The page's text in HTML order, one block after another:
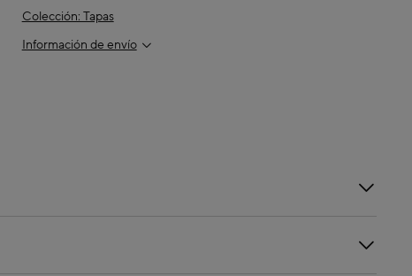
Colección: Tapas
Información de envío